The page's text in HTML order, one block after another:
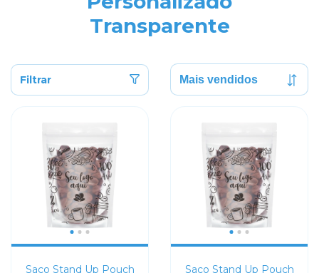
Transparente
Filtrar
Saco Stand Up Pouch
Saco Stand Up Pouch